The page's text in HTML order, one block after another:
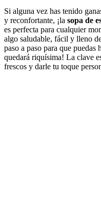
Si alguna vez has tenido
y reconfortante, ¡la sopa de
es perfecta para cualquier
algo saludable, fácil y lleno
paso a paso para que puedas
quedará riquísima! La clave
frescos y darle tu toque